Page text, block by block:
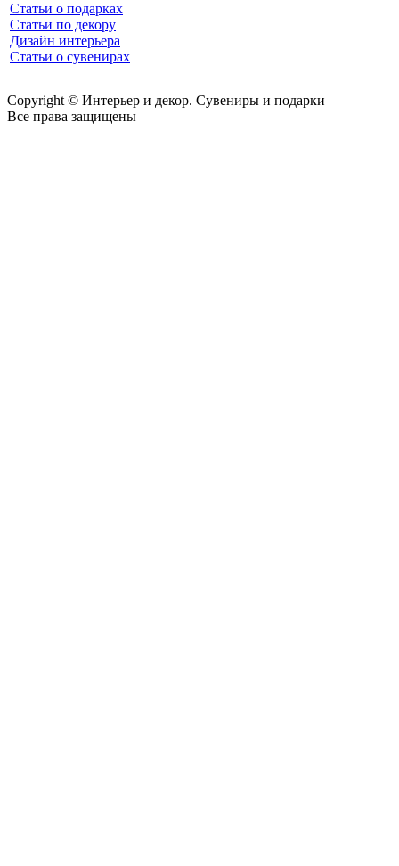
Статьи о подарках
Статьи по декору
Дизайн интерьера
Статьи о сувенирах
Copyright © Интерьер и декор. Сувениры и подарки
Все права защищены